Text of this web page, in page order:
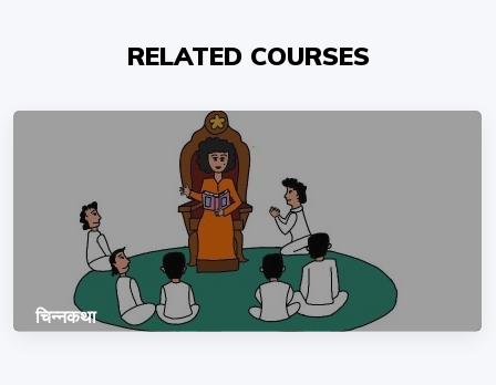
RELATED COURSES
चिन्नकथा